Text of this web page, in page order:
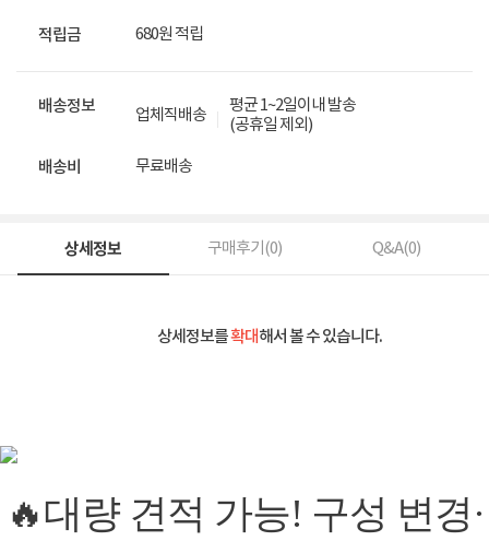
적립금 680원 적립
배송정보 업체직배송
평균 1~2일이내 발송
(공휴일 제외)
배송비 무료배송
상세정보 구매후기(0) Q&A(0)
상세정보를확대해서 볼 수 있습니다.
🔥대량 견적 가능! 구성 변경·